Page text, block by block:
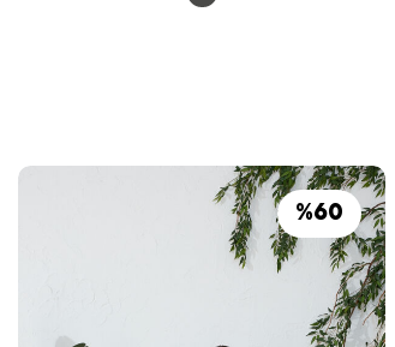
%60